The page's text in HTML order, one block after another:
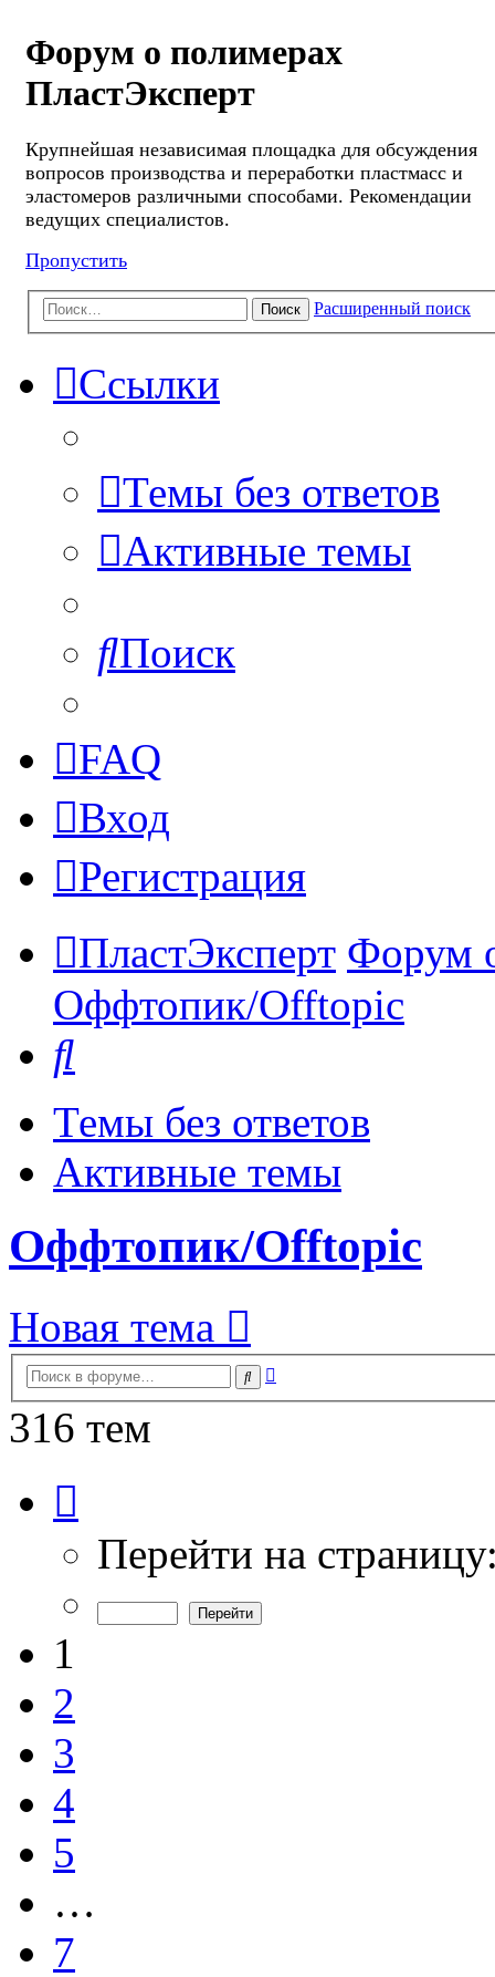
Форум о полимерах
ПластЭксперт
Крупнейшая независимая площадка для обсуждения
вопросов производства и переработки пластмасс и
эластомеров различными способами. Рекомендации
ведущих специалистов.
Пропустить
Поиск Расширенный поиск
Ссылки
Темы без ответов
Активные темы
Поиск
FAQ
Вход
Регистрация
ПластЭксперт Форум
Оффтопик/Offtopic
Темы без ответов
Активные темы
Оффтопик/Offtopic
Новая тема
Поиск
316 тем
из
Перейти на
1
2
3
4
5
…
7